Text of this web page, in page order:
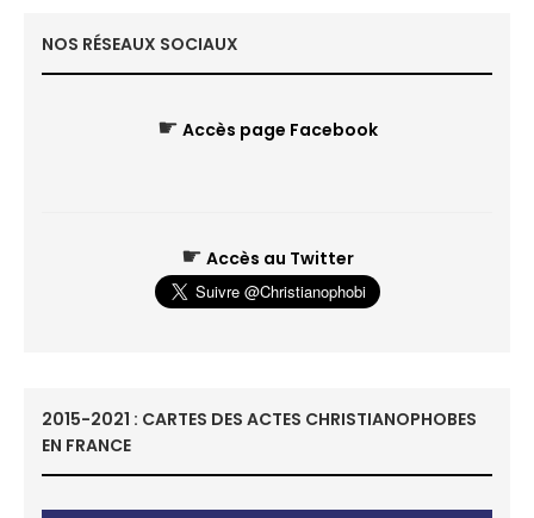
NOS RÉSEAUX SOCIAUX
☛ Accès page Facebook
☛ Accès au Twitter
2015-2021 : CARTES DES ACTES CHRISTIANOPHOBES
EN FRANCE